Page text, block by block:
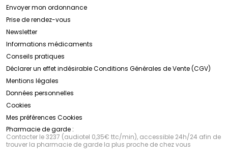
Envoyer mon ordonnance
Prise de rendez-vous
Newsletter
Informations médicaments
Conseils pratiques
Déclarer un effet indésirableConditions Générales de Vente (CGV)
Mentions légales
Données personnelles
Cookies
Mes préférences Cookies
Pharmacie de garde :
Contacter le 3237 (audiotel 0,35€ ttc/min), accessible 24h/24 afin de
trouver la pharmacie de garde la plus proche de chez vous